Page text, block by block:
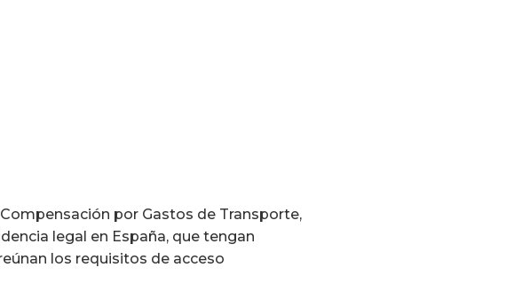
por Gastos de Transporte,
legal en España, que tengan
los requisitos de acceso